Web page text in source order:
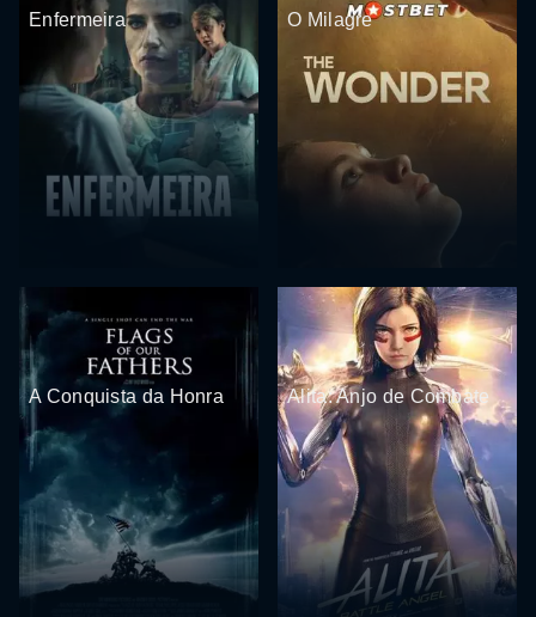
Enfermeira O Milagre
A Conquista da Honra Alita: Anjo de Combate